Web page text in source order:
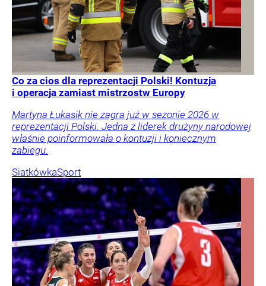
Co za cios dla reprezentacji Polski! Kontuzja
i operacja zamiast mistrzostw Europy
Martyna Łukasik nie zagra już w sezonie 2026 w
reprezentacji Polski. Jedna z liderek drużyny narodowej
właśnie poinformowała o kontuzji i koniecznym
zabiegu.
SiatkówkaSport